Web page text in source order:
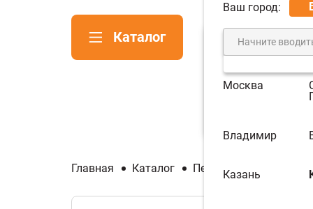
Каталог
Ваш город:
Москва
Владимир
Казань
Главная Каталог Печи для бани